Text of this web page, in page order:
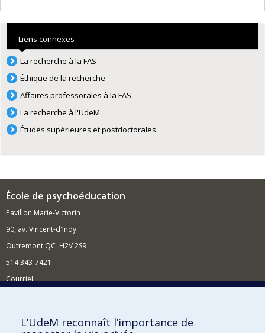
Liens connexes
La recherche à la FAS
Éthique de la recherche
Affaires professorales à la FAS
La recherche à l'UdeM
Études supérieures et postdoctorales
École de psychoéducation
Pavillon Marie-Victorin
90, av. Vincent-d'Indy
Outremont QC H2V 2S9
514 343-7421
Courriel
Comment soutenir l'École?
L’UdeM reconnaît l’importance de